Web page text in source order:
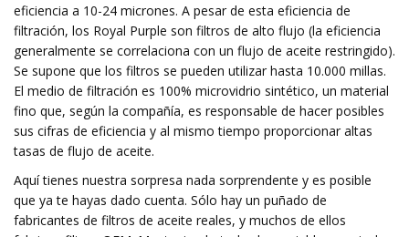
eficiencia a 10-24 micrones. A pesar de esta eficiencia de
filtración, los Royal Purple son filtros de alto flujo (la eficiencia
generalmente se correlaciona con un flujo de aceite restringido).
Se supone que los filtros se pueden utilizar hasta 10.000 millas.
El medio de filtración es 100% microvidrio sintético, un material
fino que, según la compañía, es responsable de hacer posibles
sus cifras de eficiencia y al mismo tiempo proporcionar altas
tasas de flujo de aceite.
Aquí tienes nuestra sorpresa nada sorprendente y es posible
que ya te hayas dado cuenta. Sólo hay un puñado de
fabricantes de filtros de aceite reales, y muchos de ellos